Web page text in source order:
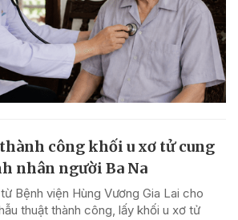
công khối u xơ tử cung
nhân người Ba Na
Bệnh viện Hùng Vương Gia Lai cho
thuật thành công, lấy khối u xơ tử